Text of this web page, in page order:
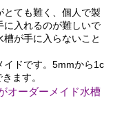
ても難く、個人で製
に入れるのが難しいで
が手に入らないこと
イドです。5mmから1c
ます。
オーダーメイド水槽